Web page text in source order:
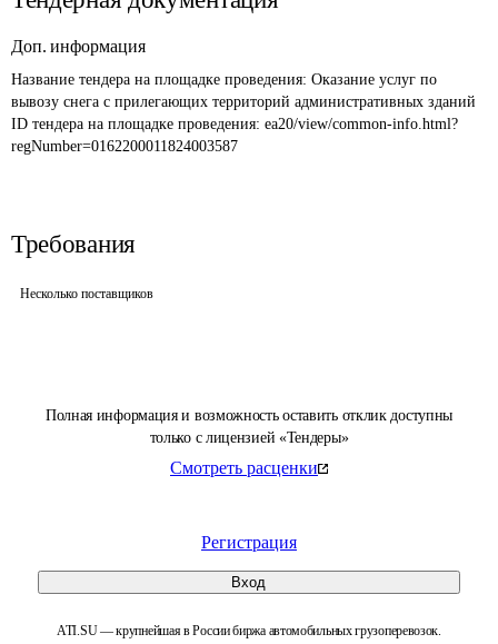
Полная информация и возможность оставить отклик доступны
только с лицензией «Тендеры»
Смотреть расценки
Регистрация
Вход
ATI.SU — крупнейшая в России биржа автомобильных грузоперевозок.
Доп. информация
Название тендера на площадке проведения: Оказание услуг по
вывозу снега с прилегающих территорий административных зданий
ID тендера на площадке проведения: ea20/view/common-info.html?
regNumber=0162200011824003587
Требования
Несколько поставщиков